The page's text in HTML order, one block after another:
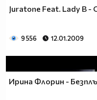
Juratone Feat. Lady B -
9 556 12.01.2009
Ирина Флорин -